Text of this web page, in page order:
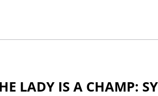
LADY IS A CHAMP: